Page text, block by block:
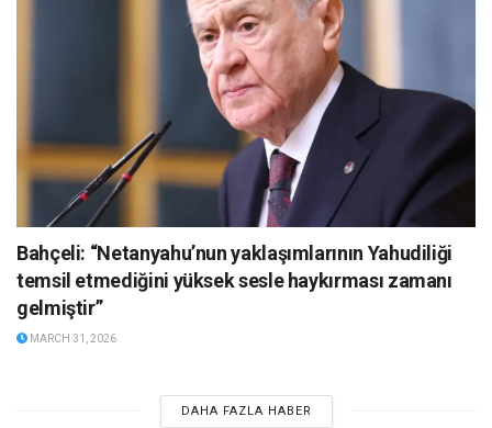
Bahçeli: “Netanyahu’nun yaklaşımlarının Yahudiliği
temsil etmediğini yüksek sesle haykırması zamanı
gelmiştir”
MARCH 31, 2026
DAHA FAZLA HABER